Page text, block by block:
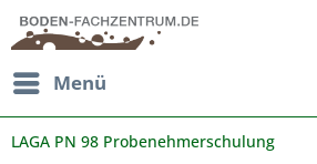
Menü
LAGA PN 98 Probenehmerschulung